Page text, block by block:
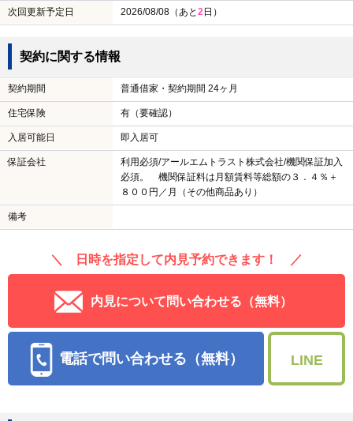
次回更新予定日 2026/08/08（あと2日）
契約に関する情報
契約期間 普通借家・契約期間 24ヶ月
住宅保険 有（要確認）
入居可能日 即入居可
保証会社
利用必須/アールエムトラスト株式会社/機関保証加入
必須。 機関保証料は月額賃料等総額の３．４％＋
８００円／月（その他商品あり）
備考
＼ 日時を指定して内見予約できます！ ／
内見について問い合わせる（無料）
電話で問い合わせる（無料） LINE